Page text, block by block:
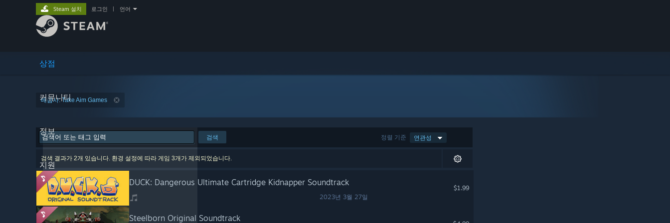
상점
커뮤니티
정보
지원
Steam 설치 로그인 언어
배급사: Take Aim Games
정렬 기준 연관성
검색
검색 결과가 2개 있습니다. 환경 설정에 따라 게임 3개가 제외되었습니다.
DUCK: Dangerous Ultimate Cartridge Kidnapper Soundtrack
2023년 3월 27일
$1.99
Steelborn Original Soundtrack